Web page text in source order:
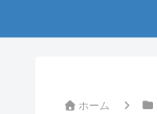
ホーム